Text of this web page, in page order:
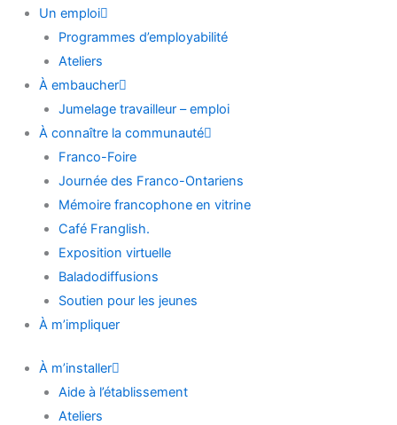
Un emploi
Programmes d’employabilité
Ateliers
À embaucher
Jumelage travailleur – emploi
À connaître la communauté
Franco-Foire
Journée des Franco-Ontariens
Mémoire francophone en vitrine
Café Franglish.
Exposition virtuelle
Baladodiffusions
Soutien pour les jeunes
À m’impliquer
À m’installer
Aide à l’établissement
Ateliers